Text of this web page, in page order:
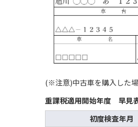
(※注意)中古車を購入した場
重課税適用開始年度 早見
初度検査年月